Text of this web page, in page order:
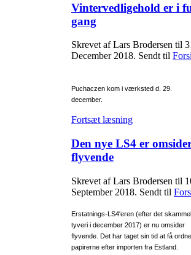
Vintervedligehold er i
gang
Skrevet af Lars Brodersen til
December 2018. Sendt til
Puchaczen kom i værksted d. 29.
december.
Fortsæt læsning
Den nye LS4 er
flyvende
Skrevet af Lars Brodersen til
September 2018. Sendt til
Erstatnings-LS4'eren (efter det
tyveri i december 2017) er nu omsider
flyvende. Det har taget sin tid at få
papirerne efter importen fra Estland.